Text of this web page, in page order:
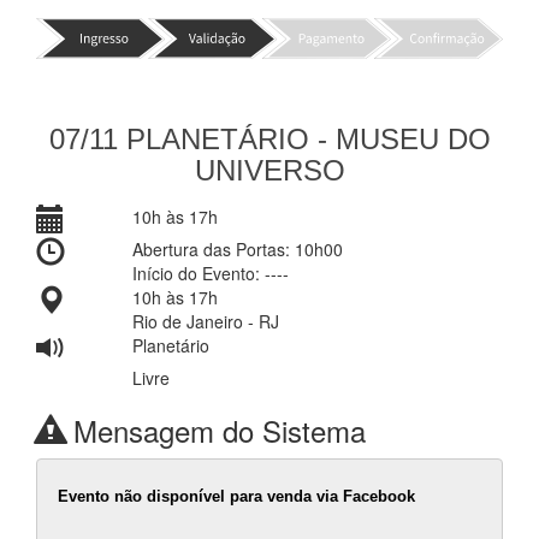
07/11 PLANETÁRIO - MUSEU DO
UNIVERSO
10h às 17h
Abertura das Portas: 10h00
Início do Evento: ----
10h às 17h
Rio de Janeiro - RJ
Planetário
Livre
Mensagem do Sistema
Evento não disponível para venda via Facebook